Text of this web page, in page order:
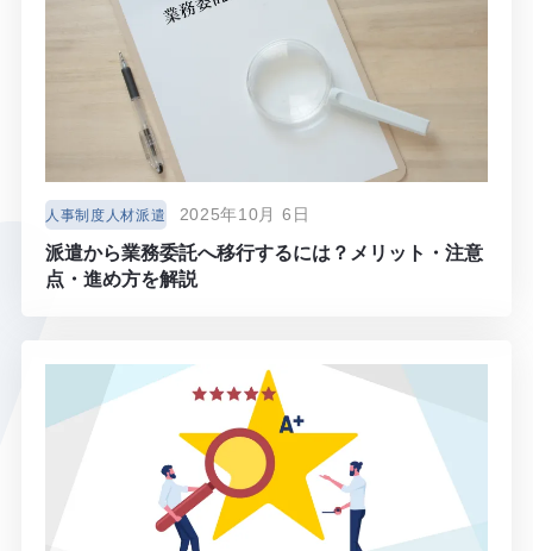
人事制度人材派遣 2025年10月 6日
派遣から業務委託へ移行するには？メリット・注意
点・進め方を解説